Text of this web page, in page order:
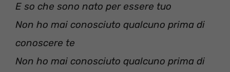
E so che sono nato per essere tuo
Non ho mai conosciuto qualcuno prima di
conoscere te
Non ho mai conosciuto qualcuno prima di